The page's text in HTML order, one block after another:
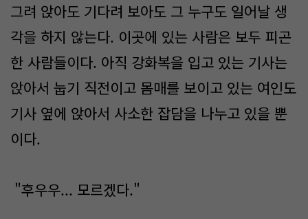
그려 앉아도 기다려 보아도 그 누구도 일어날 생
각을 하지 않는다. 이곳에 있는 사람은 보두 피곤
한 사람들이다. 아직 강화복을 입고 있는 기사는
앉아서 눕기 직전이고 몸매를 보이고 있는 여인도
기사 옆에 앉아서 사소한 잡담을 나누고 있을 뿐
이다.
"후우우... 모르겠다."